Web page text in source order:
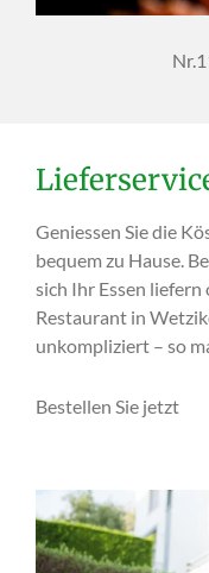
Geniessen Sie die
bequem zu Hause.
sich Ihr Essen liefern
Restaurant in
unkompliziert – so
Bestellen Sie jetzt